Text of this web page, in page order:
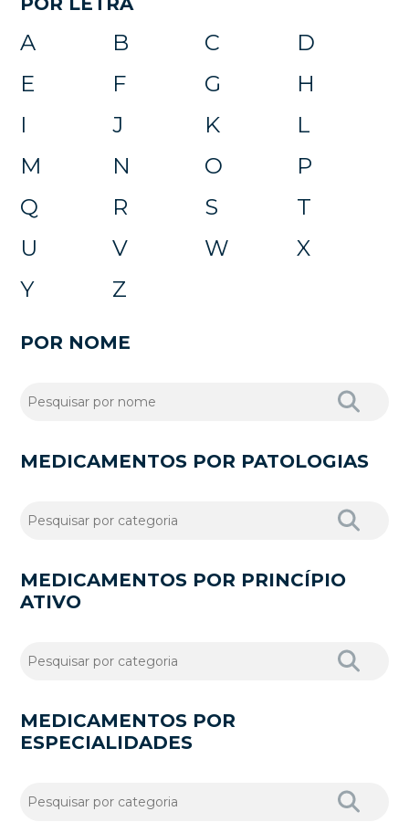
A B C
D
E
F G
H
I
J K
L
M
N O
P
Q
R S
T
U
V W
X
Y
Z
POR NOME
MEDICAMENTOS POR PATOLOGIAS
MEDICAMENTOS POR PRINCÍPIO
ATIVO
MEDICAMENTOS POR
ESPECIALIDADES